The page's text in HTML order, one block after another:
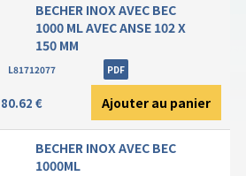
BECHER INOX AVEC BEC
1000 ML AVEC ANSE 102 X
150 MM
L81712077 PDF
80.62 € Ajouter au panier
BECHER INOX AVEC BEC
1000ML